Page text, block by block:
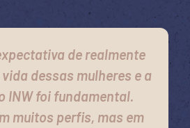
de realmente
dessas mulheres e a
INW foi fundamental.
muitos perfis, mas em